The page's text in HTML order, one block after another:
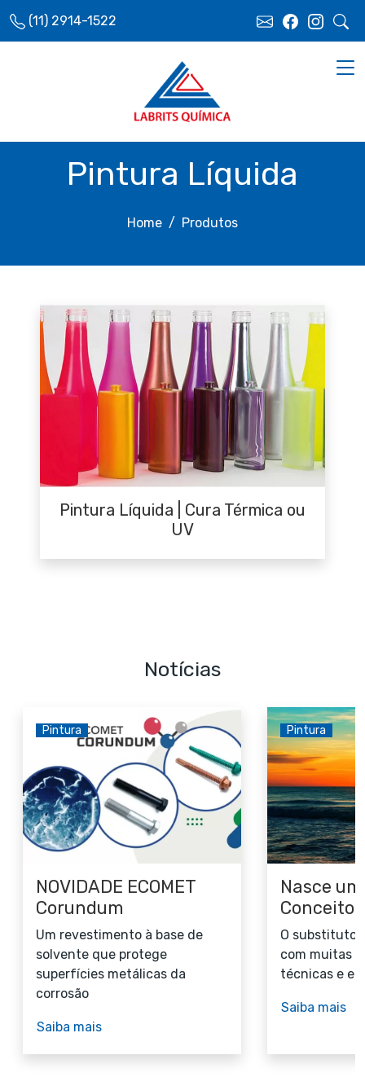
(11) 2914-1522
Pintura Líquida
Home Produtos
Pintura Líquida | Cura Térmica ou
UV
Notícias
Pintura
NOVIDADE ECOMET
Corundum
Um revestimento à base de
solvente que protege
superfícies metálicas da
corrosão
Saiba mais
Pintura
Nasce
Conceito
O substituto
com muitas
técnicas e
Saiba mais